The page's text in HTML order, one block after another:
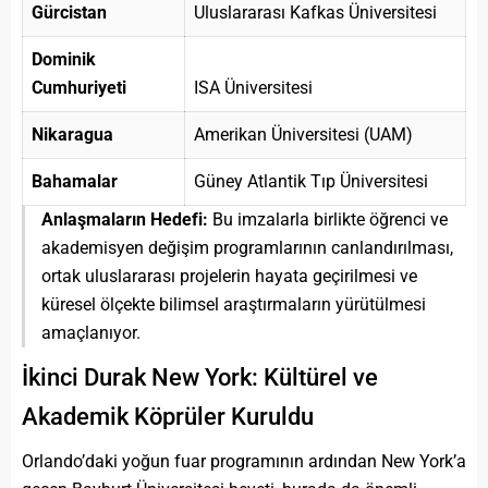
Gürcistan Uluslararası Kafkas Üniversitesi
Dominik
Cumhuriyeti
ISA Üniversitesi
Nikaragua Amerikan Üniversitesi (UAM)
Bahamalar
Güney Atlantik Tıp Üniversitesi
Anlaşmaların Hedefi: Bu imzalarla birlikte öğrenci ve
akademisyen değişim programlarının canlandırılması,
ortak uluslararası projelerin hayata geçirilmesi ve
küresel ölçekte bilimsel araştırmaların yürütülmesi
amaçlanıyor.
İkinci Durak New York: Kültürel ve
Akademik Köprüler Kuruldu
Orlando’daki yoğun fuar programının ardından New York’a